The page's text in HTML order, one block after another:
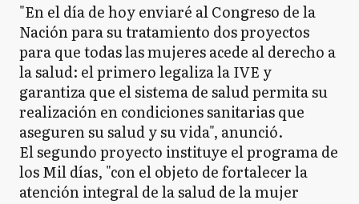
"En el día de hoy enviaré al Congreso de la
Nación para su tratamiento dos proyectos
para que todas las mujeres acede al derecho a
la salud: el primero legaliza la IVE y
garantiza que el sistema de salud permita su
realización en condiciones sanitarias que
aseguren su salud y su vida", anunció.
El segundo proyecto instituye el programa de
los Mil días, "con el objeto de fortalecer la
atención integral de la salud de la mujer